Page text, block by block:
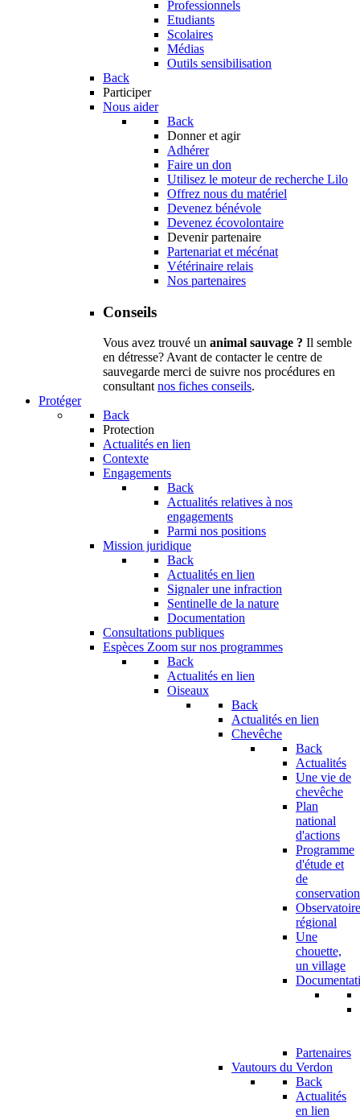
Professionnels
Etudiants
Scolaires
Médias
Outils sensibilisation
Back
Participer
Nous aider
Back
Donner et agir
Adhérer
Faire un don
Utilisez le moteur de recherche Lilo
Offrez nous du matériel
Devenez bénévole
Devenez écovolontaire
Devenir partenaire
Partenariat et mécénat
Vétérinaire relais
Nos partenaires
Conseils
Vous avez trouvé un animal sauvage ? Il semble
en détresse? Avant de contacter le centre de
sauvegarde merci de suivre nos procédures en
consultantnos fiches conseils.
Protéger
Back
Protection
Actualités en lien
Contexte
Engagements
Back
Actualités relatives à nos
engagements
Parmi nos positions
Mission juridique
Back
Actualités en lien
Signaler une infraction
Sentinelle de la nature
Documentation
Consultations publiques
Espèces Zoom sur nos programmes
Back
Actualités en lien
Oiseaux
Back
Actualités en lien
Chevêche
Back
Actualités
Une vie de
chevêche
Plan
national
d'actions
Programme
d'étude et
de
conservation
Observatoire
régional
Une
chouette,
un village
Partenaires
Vautours du Verdon
Back
Actualités
en lien